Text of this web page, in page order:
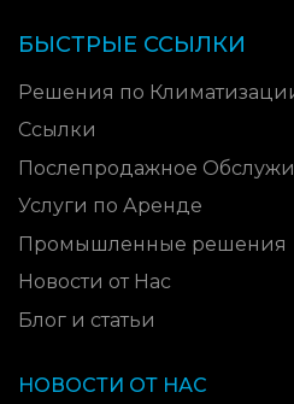
БЫСТРЫЕ ССЫЛКИ
Решения по
Ссылки
Послепродажное
Услуги по Аренде
Промышленные решения
Новости от Нас
Блог и статьи
НОВОСТИ ОТ НАС